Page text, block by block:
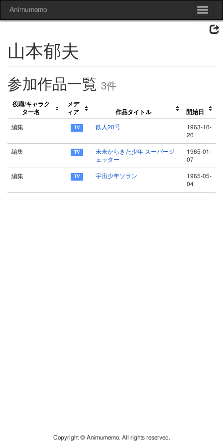
Toggle
Animumemo
山本郁夫
参加作品一覧 3件
役職/キャラク
ター名
メデ
ィア
作品タイトル 開始日
編集 鉄人28号
1963-10-
20
編集
未来からきた少年 スーパージ
ェッター
1965-01-
07
編集 宇宙少年ソラン
1965-05-
04
Copyright © Animumemo. All rights reserved.